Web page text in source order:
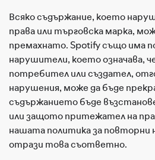
Всяко съдържание, което
права или търговска марка,
премахнато. Spotify също има
нарушители, което означава,
потребител или създател,
нарушения, може да бъде
съдържанието бъде
или защото притежател на
нашата политика за
отрази това съответно.